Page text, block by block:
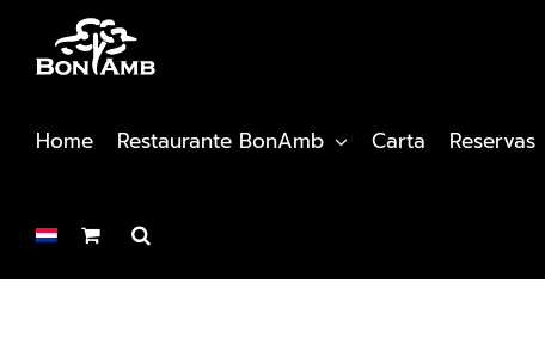
contenido
Home Restaurante BonAmb Carta Reservas